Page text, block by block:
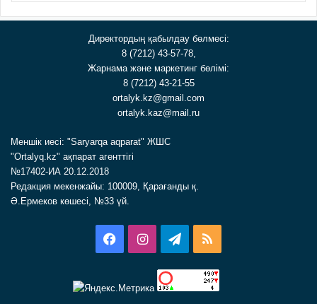
Директордың қабылдау бөлмесі:
8 (7212) 43-57-78,
Жарнама және маркетинг бөлімі:
8 (7212) 43-21-55
ortalyk.kz@gmail.com
ortalyk.kaz@mail.ru
Меншік иесі: "Saryarqa aqparat" ЖШС
"Ortalyq.kz" ақпарат агенттігі
№17402-ИА 20.12.2018
Редакция мекенжайы: 100009, Қарағанды қ.
Ә.Ермеков көшесі, №33 үй.
FacebookInstagramTelegram